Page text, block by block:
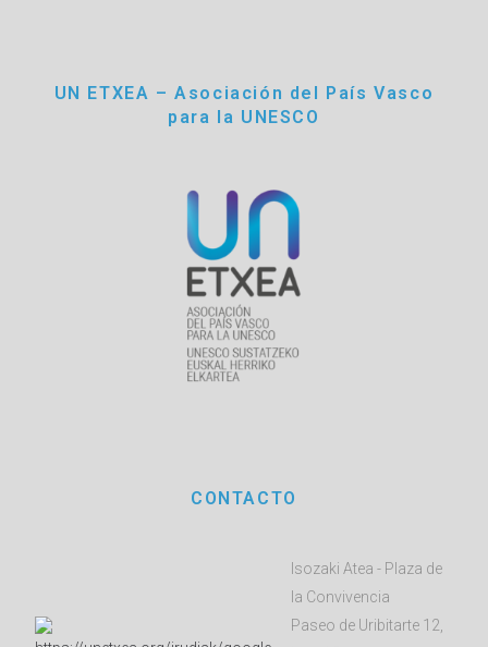
UN ETXEA – Asociación del País Vasco
para la UNESCO
CONTACTO
Isozaki Atea - Plaza de
la Convivencia
Paseo de Uribitarte 12,